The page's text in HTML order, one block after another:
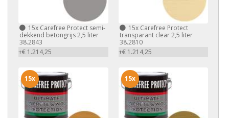
15x Carefree Protect semi-
dekkend betongrijs 2,5 liter
38.2843
+€ 1.214,25
15xCarefree Protect
transparant clear 2,5 liter
38.2810
+€ 1.214,25
15x 15x